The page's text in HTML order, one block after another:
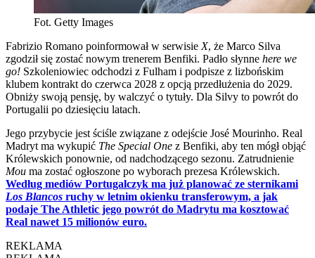
Fot. Getty Images
Fabrizio Romano poinformował w serwisie X, że Marco Silva
zgodził się zostać nowym trenerem Benfiki. Padło słynne here we
go! Szkoleniowiec odchodzi z Fulham i podpisze z lizbońskim
klubem kontrakt do czerwca 2028 z opcją przedłużenia do 2029.
Obniży swoją pensję, by walczyć o tytuły. Dla Silvy to powrót do
Portugalii po dziesięciu latach.
Jego przybycie jest ściśle związane z odejście José Mourinho. Real
Madryt ma wykupić The Special One z Benfiki, aby ten mógł objąć
Królewskich ponownie, od nadchodzącego sezonu. Zatrudnienie
Mou ma zostać ogłoszone po wyborach prezesa Królewskich.
Według mediów Portugalczyk ma już planować ze sternikami
Los Blancos ruchy w letnim okienku transferowym, a jak
podaje The Athletic jego powrót do Madrytu ma kosztować
Real nawet 15 milionów euro.
REKLAMA